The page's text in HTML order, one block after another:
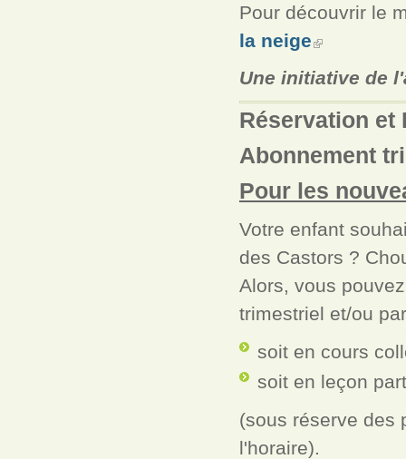
Pour découvrir le
la neige
Une initiative de
Réservation et
Abonnement
Pour les
Votre enfant
des Castors ?
Alors, vous
trimestriel et/ou
soit en cours
soit en leçon
(sous réserve des
l'horaire).